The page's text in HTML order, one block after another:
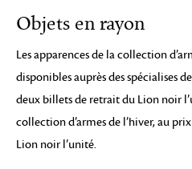
Objets en rayon
Les apparences de la collection
disponibles auprès des spécialises
deux billets de retrait du Lion noir
collection d’armes de l’hiver, au
Lion noir l’unité.